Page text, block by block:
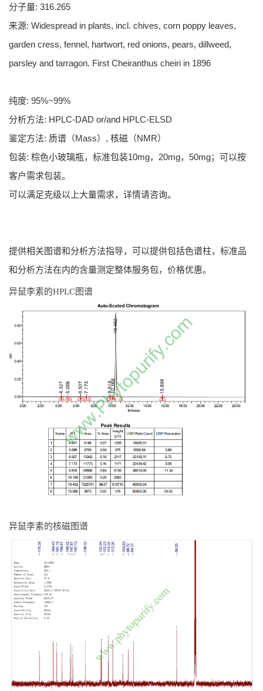
分子量: 316.265
来源: Widespread in plants, incl. chives, corn poppy leaves,
garden cress, fennel, hartwort, red onions, pears, dillweed,
parsley and tarragon. First Cheiranthus cheiri in 1896
纯度: 95%~99%
分析方法: HPLC-DAD or/and HPLC-ELSD
鉴定方法: 质谱（Mass）, 核磁（NMR）
包装: 棕色小玻璃瓶，标准包装10mg，20mg，50mg；可以按
客户需求包装。
可以满足克级以上大量需求，详情请咨询。
提供相关图谱和分析方法指导，可以提供包括色谱柱，标准品
和分析方法在内的含量测定整体服务包，价格优惠。
异鼠李素的HPLC图谱
异鼠李素的核磁图谱